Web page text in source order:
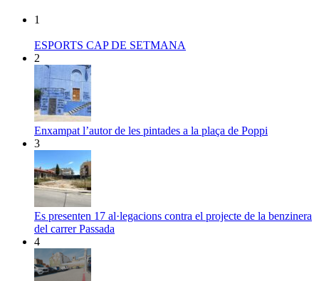
1
ESPORTS CAP DE SETMANA
2
Enxampat l’autor de les pintades a la plaça de Poppi
3
Es presenten 17 al·legacions contra el projecte de la benzinera
del carrer Passada
4